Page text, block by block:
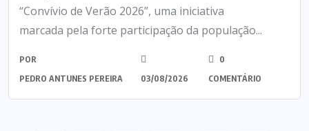
“Convívio de Verão 2026”, uma iniciativa
marcada pela forte participação da população...
POR
PEDRO ANTUNES PEREIRA
03/08/2026
0
COMENTÁRIO